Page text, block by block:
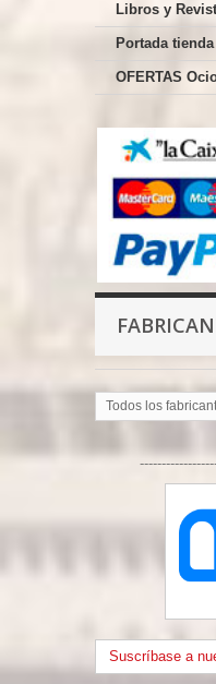
Libros y
Portada tienda
OFERTAS
Todos los
Suscríbase a